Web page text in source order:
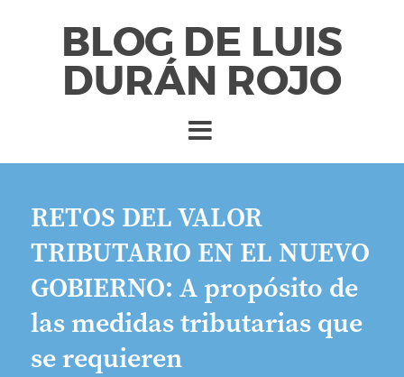
BLOG DE LUIS
DURÁN ROJO
RETOS DEL VALOR
TRIBUTARIO EN EL NUEVO
GOBIERNO: A propósito de
las medidas tributarias que
se requieren